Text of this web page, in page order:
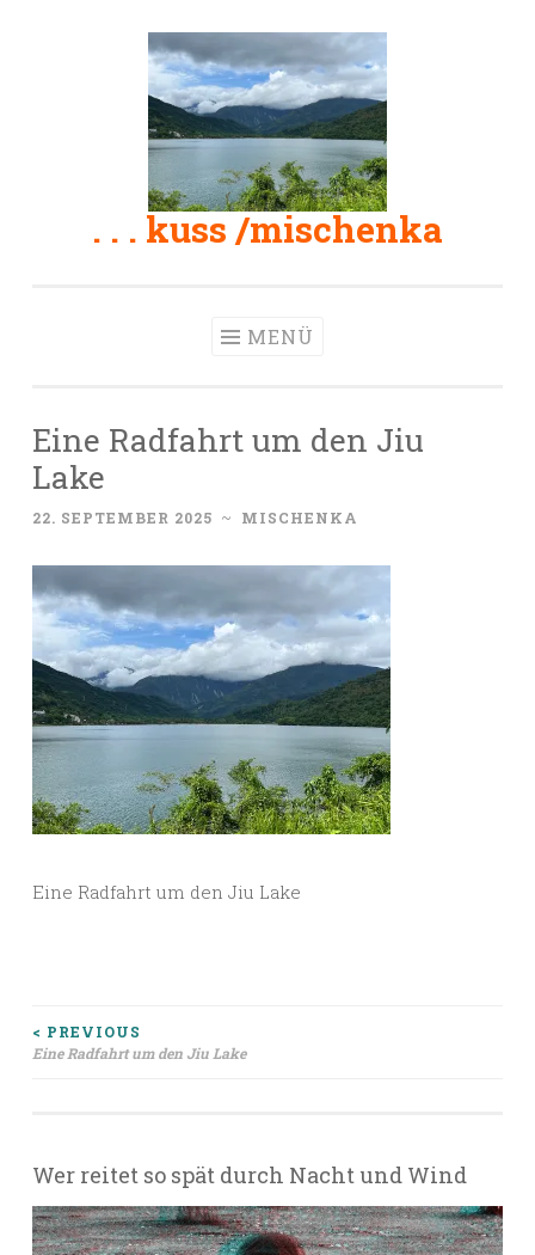
. . . kuss /mischenka
MENÜ
Eine Radfahrt um den Jiu
Lake
22. SEPTEMBER 2025 ~ MISCHENKA
Eine Radfahrt um den Jiu Lake
Beitragsnavigation
< PREVIOUS
Eine Radfahrt um den Jiu Lake
Wer reitet so spät durch Nacht und Wind